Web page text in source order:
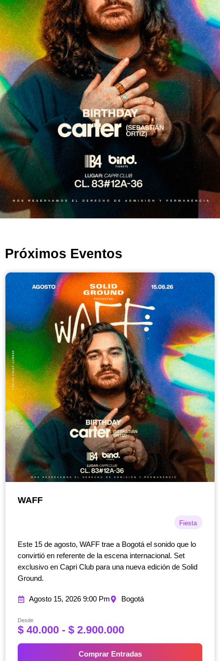
Próximos Eventos
WAFF
Fiesta
Este 15 de agosto, WAFF trae a Bogotá el sonido que lo
convirtió en referente de la escena internacional. Set
exclusivo en Capri Club para una nueva edición de Solid
Ground.
Agosto 15, 2026 9:00 Pm Bogotá
Desde
$40.000 - $2.900.000R
n
Comprar Entradas